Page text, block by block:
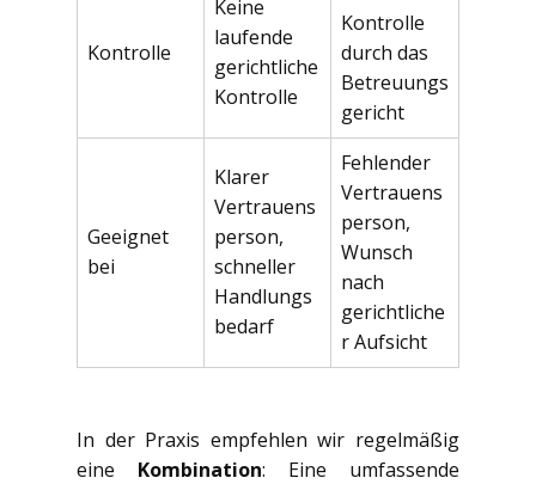
Kontrolle
Keine
laufende
gerichtliche
Kontrolle
Kontrolle
durch das
Betreuungs
gericht
Geeignet
bei
Klarer
Vertrauens
person,
schneller
Handlungs
bedarf
Fehlender
Vertrauens
person,
Wunsch
nach
gerichtliche
r Aufsicht
In der Praxis empfehlen wir regelmäßig
eine Kombination: Eine umfassende